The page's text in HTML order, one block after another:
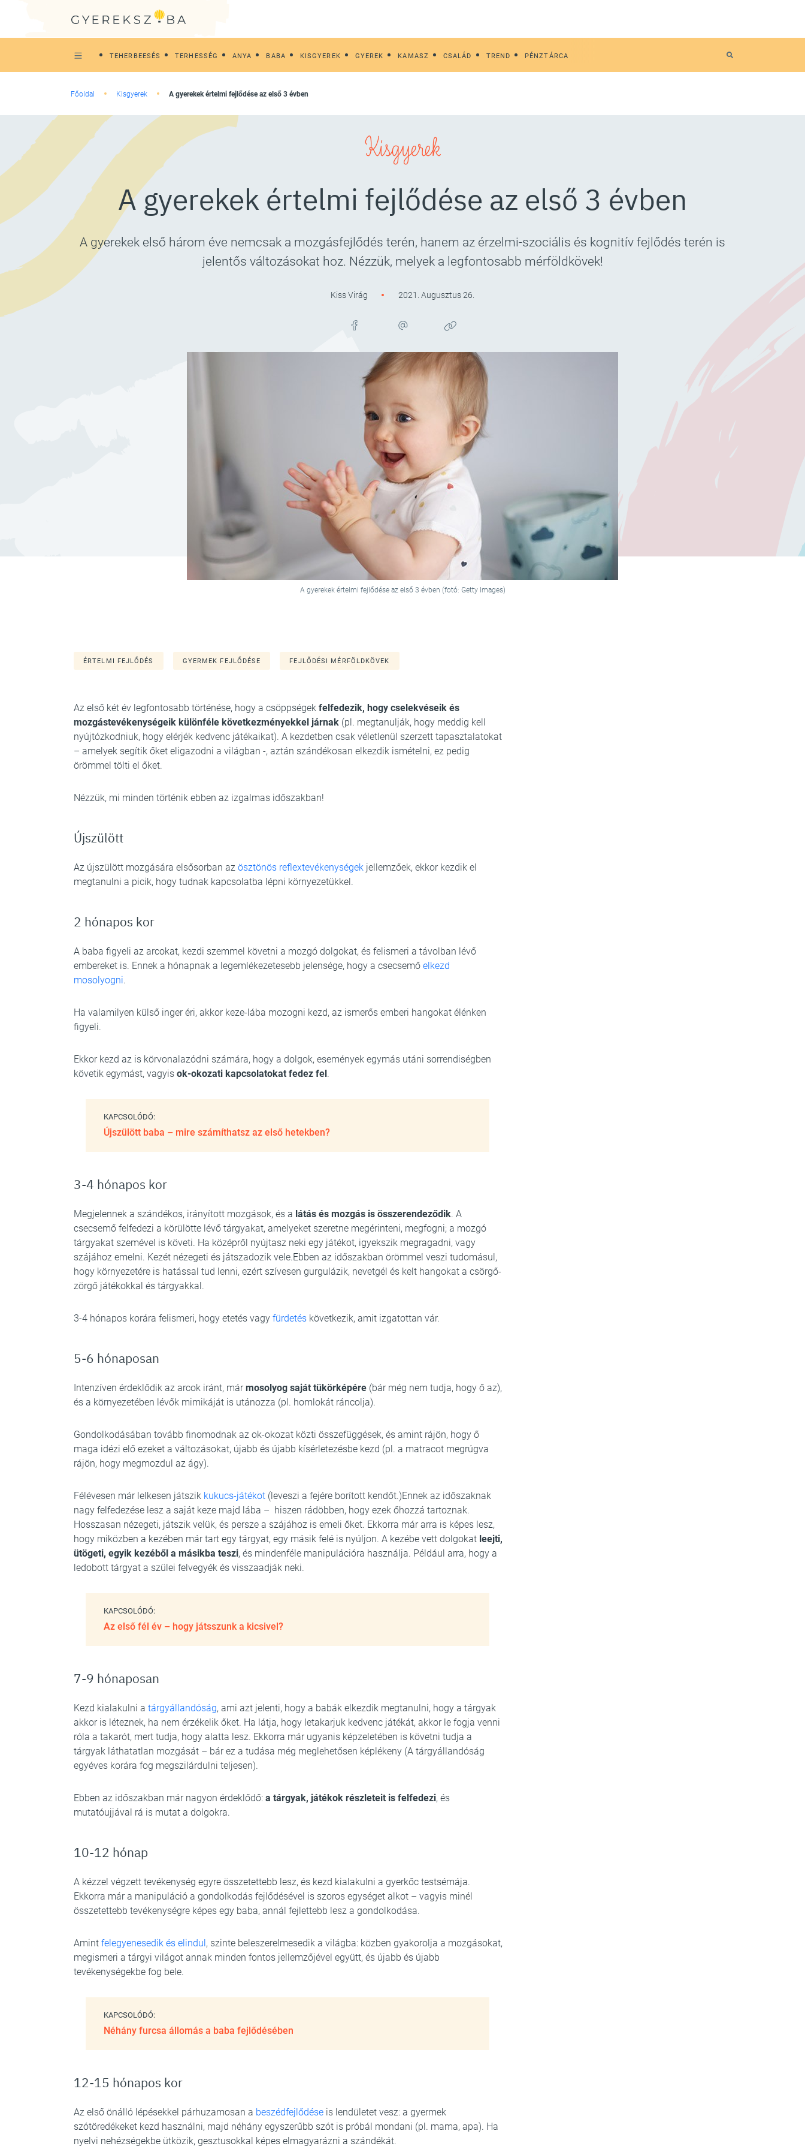
TEHERBEESÉS TERHESSÉG ANYA BABA KISGYEREK GYEREK KAMASZ CSALÁD TREND PÉNZTÁRCA
Főoldal Kisgyerek A gyerekek értelmi fejlődése az első 3 évben
Kisgyerek
A gyerekek értelmi fejlődése az első 3 évben
A gyerekek első három éve nemcsak a mozgásfejlődés terén, hanem az érzelmi-szociális és kognitív fejlődés terén is
jelentős változásokat hoz. Nézzük, melyek a legfontosabb mérföldkövek!
Kiss Virág 2021. Augusztus 26.
A gyerekek értelmi fejlődése az első 3 évben (fotó: Getty Images)
ÉRTELMI FEJLŐDÉS GYERMEK FEJLŐDÉSE FEJLŐDÉSI MÉRFÖLDKÖVEK
Az első két év legfontosabb történése, hogy a csöppségek felfedezik, hogy cselekvéseik és
mozgástevékenységeik különféle következményekkel járnak (pl. megtanulják, hogy meddig kell
nyújtózkodniuk, hogy elérjék kedvenc játékaikat). A kezdetben csak véletlenül szerzett tapasztalatokat
– amelyek segítik őket eligazodni a világban -, aztán szándékosan elkezdik ismételni, ez pedig
örömmel tölti el őket.
Nézzük, mi minden történik ebben az izgalmas időszakban!
Újszülött
Az újszülött mozgására elsősorban az ösztönös reflextevékenységek jellemzőek, ekkor kezdik el
megtanulni a picik, hogy tudnak kapcsolatba lépni környezetükkel.
2 hónapos kor
A baba figyeli az arcokat, kezdi szemmel követni a mozgó dolgokat, és felismeri a távolban lévő
embereket is. Ennek a hónapnak a legemlékezetesebb jelensége, hogy a csecsemő elkezd
mosolyogni.
Ha valamilyen külső inger éri, akkor keze-lába mozogni kezd, az ismerős emberi hangokat élénken
figyeli.
Ekkor kezd az is körvonalazódni számára, hogy a dolgok, események egymás utáni sorrendiségben
követik egymást, vagyis ok-okozati kapcsolatokat fedez fel.
KAPCSOLÓDÓ:
Újszülött baba – mire számíthatsz az első hetekben?
3-4 hónapos kor
Megjelennek a szándékos, irányított mozgások, és a látás és mozgás is összerendeződik. A
csecsemő felfedezi a körülötte lévő tárgyakat, amelyeket szeretne megérinteni, megfogni; a mozgó
tárgyakat szemével is követi. Ha középről nyújtasz neki egy játékot, igyekszik megragadni, vagy
szájához emelni. Kezét nézegeti és játszadozik vele.Ebben az időszakban örömmel veszi tudomásul,
hogy környezetére is hatással tud lenni, ezért szívesen gurgulázik, nevetgél és kelt hangokat a csörgő-
zörgő játékokkal és tárgyakkal.
3-4 hónapos korára felismeri, hogy etetés vagy fürdetés következik, amit izgatottan vár.
5-6 hónaposan
Intenzíven érdeklődik az arcok iránt, mármosolyog saját tükörképére (bár még nem tudja, hogy ő az),
és a környezetében lévők mimikáját is utánozza (pl. homlokát ráncolja).
Gondolkodásában tovább finomodnak az ok-okozat közti összefüggések, és amint rájön, hogy ő
maga idézi elő ezeket a változásokat, újabb és újabb kísérletezésbe kezd (pl. a matracot megrúgva
rájön, hogy megmozdul az ágy).
Félévesen már lelkesen játszik kukucs-játékot (leveszi a fejére borított kendőt.)Ennek az időszaknak
nagy felfedezése lesz a saját keze majd lába – hiszen rádöbben, hogy ezek őhozzá tartoznak.
Hosszasan nézegeti, játszik velük, és persze a szájához is emeli őket. Ekkorra már arra is képes lesz,
hogy miközben a kezében már tart egy tárgyat, egy másik felé is nyúljon. A kezébe vett dolgokat leejti,
ütögeti, egyik kezéből a másikba teszi, és mindenféle manipulációra használja. Például arra, hogy a
ledobott tárgyat a szülei felvegyék és visszaadják neki.
KAPCSOLÓDÓ:
Az első fél év – hogy játsszunk a kicsivel?
7-9 hónaposan
Kezd kialakulni a tárgyállandóság, ami azt jelenti, hogy a babák elkezdik megtanulni, hogy a tárgyak
akkor is léteznek, ha nem érzékelik őket. Ha látja, hogy letakarjuk kedvenc játékát, akkor le fogja venni
róla a takarót, mert tudja, hogy alatta lesz. Ekkorra már ugyanis képzeletében is követni tudja a
tárgyak láthatatlan mozgását – bár ez a tudása még meglehetősen képlékeny (A tárgyállandóság
egyéves korára fog megszilárdulni teljesen).
Ebben az időszakban már nagyon érdeklődő: a tárgyak, játékok részleteit is felfedezi, és
mutatóujjával rá is mutat a dolgokra.
10-12 hónap
A kézzel végzett tevékenység egyre összetettebb lesz, és kezd kialakulni a gyerkőc testsémája.
Ekkorra már a manipuláció a gondolkodás fejlődésével is szoros egységet alkot – vagyis minél
összetettebb tevékenységre képes egy baba, annál fejlettebb lesz a gondolkodása.
Amint felegyenesedik és elindul, szinte beleszerelmesedik a világba: közben gyakorolja a mozgásokat,
megismeri a tárgyi világot annak minden fontos jellemzőjével együtt, és újabb és újabb
tevékenységekbe fog bele.
KAPCSOLÓDÓ:
Néhány furcsa állomás a baba fejlődésében
12-15 hónapos kor
Az első önálló lépésekkel párhuzamosan a beszédfejlődése is lendületet vesz: a gyermek
szótöredékeket kezd használni, majd néhány egyszerűbb szót is próbál mondani (pl. mama, apa). Ha
nyelvi nehézségekbe ütközik, gesztusokkal képes elmagyarázni a szándékát.